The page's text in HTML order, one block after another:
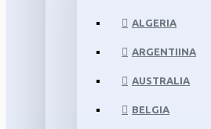
ALGERIA
ARGENTIINA
AUSTRALIA
BELGIA